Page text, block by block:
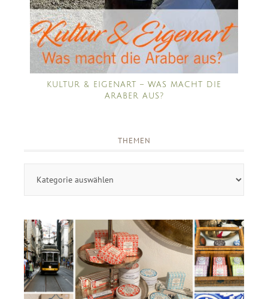
KULTUR & EIGENART – WAS MACHT DIE
ARABER AUS?
THEMEN